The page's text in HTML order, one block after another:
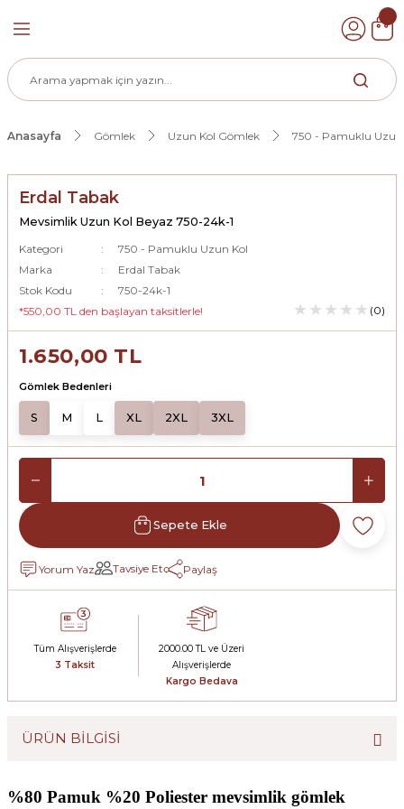
Anasayfa Gömlek Uzun Kol Gömlek 750 - Pamuklu Uzun
Erdal Tabak
Mevsimlik Uzun Kol Beyaz 750-24k-1
Kategori
750 - Pamuklu Uzun Kol
Marka
Erdal Tabak
Stok Kodu
750-24k-1
*550,00 TL den başlayan taksitlerle!
(0)
1.650,00 TL
Gömlek Bedenleri
S M L XL 2XL 3XL
Sepete Ekle
Yorum Yaz Tavsiye Et Paylaş
Tüm Alışverişlerde
3 Taksit
2000.00 TL ve Üzeri
Alışverişlerde
Kargo Bedava
ÜRÜN BİLGİSİ
%80 Pamuk %20 Poliester mevsimlik gömlek